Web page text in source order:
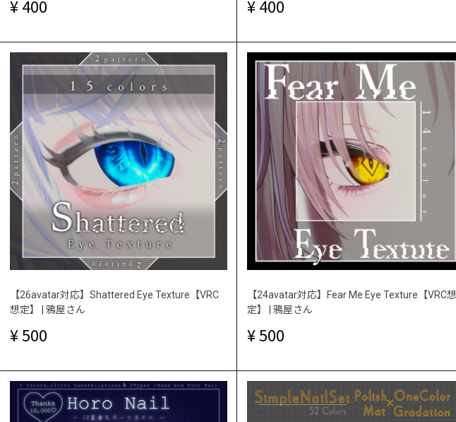
400 400
【26avatar対応】Shattered Eye Texture【VRC
想定】 | 鴉屋さん
500
【24avatar対応】Fear Me Eye Texture【VRC想
定】 | 鴉屋さん
500